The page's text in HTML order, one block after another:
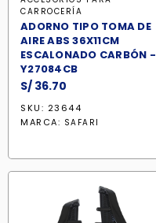
CARROCERÍA
ADORNO TIPO TOMA DE
AIRE ABS 36X11CM
ESCALONADO CARBÓN -
Y27084CB
S/ 36.70
SKU: 23644
MARCA: SAFARI